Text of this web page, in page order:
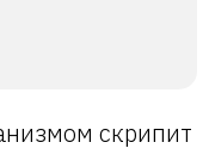
скрипит